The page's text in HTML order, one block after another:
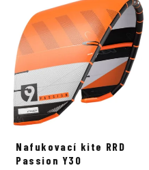
Nafukovací kite RRD
Passion Y30